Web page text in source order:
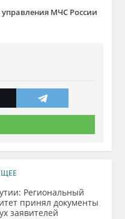
МЧС России
Региональный
принял документы
заявителей